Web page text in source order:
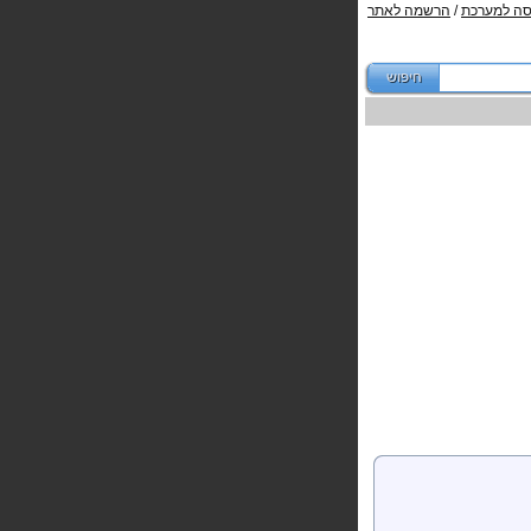
למערכת/ הרשמה לאתר